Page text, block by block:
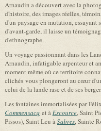
Arnaudin a découvert avec la
d'histoire, des images réelles,
d'un paysage en mutation, essayant
d'avant-garde, il laisse un
d'ethnographe.
Un voyage passionnant dans les
Arnaudin, infatigable arpenteur et
moment même où ce territoire
clichés vous plongeront au cœur
celui de la lande rase et de ses
Les fontaines immortalisées par
Commensacq et àEscource, Saint
Pissos), Saint Leu àSabres, Sainte